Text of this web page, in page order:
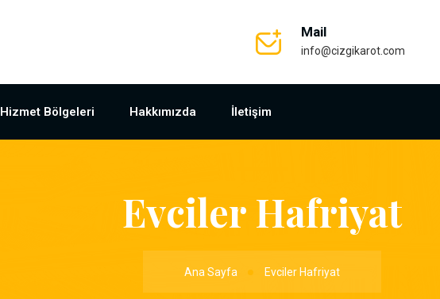
Mail
info@cizgikarot.com
Hizmet Bölgeleri Hakkımızda İletişim
Evciler Hafriyat
Ana Sayfa Evciler Hafriyat